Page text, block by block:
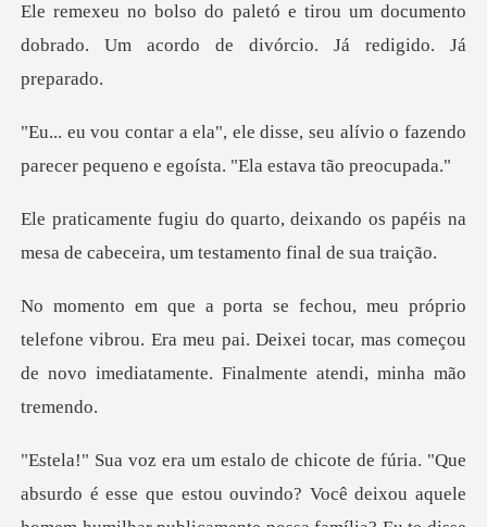
ou um documento
dobrado. Um acordo d
, seu alívio o fazendo
parecer pequeno
ixando os papéis na
mesa de cabeceir
ne vibrou. Era meu pai. Deixei tocar, mas começou
de no
ocê deixou aquele